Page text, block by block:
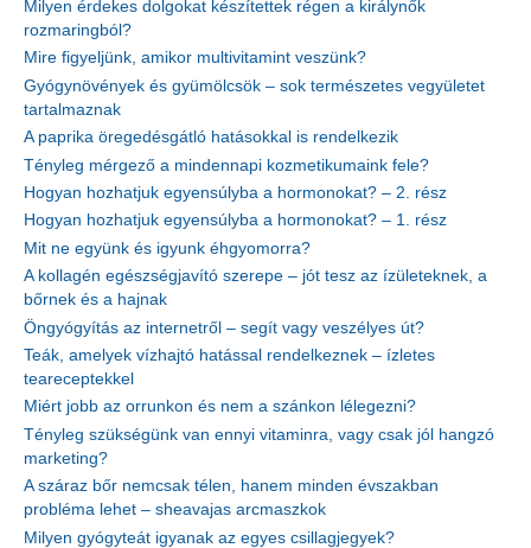
Milyen érdekes dolgokat készítettek régen a királynők
rozmaringból?
Mire figyeljünk, amikor multivitamint veszünk?
Gyógynövények és gyümölcsök – sok természetes vegyületet
tartalmaznak
A paprika öregedésgátló hatásokkal is rendelkezik
Tényleg mérgező a mindennapi kozmetikumaink fele?
Hogyan hozhatjuk egyensúlyba a hormonokat? – 2. rész
Hogyan hozhatjuk egyensúlyba a hormonokat? – 1. rész
Mit ne együnk és igyunk éhgyomorra?
A kollagén egészségjavító szerepe – jót tesz az ízületeknek, a
bőrnek és a hajnak
Öngyógyítás az internetről – segít vagy veszélyes út?
Teák, amelyek vízhajtó hatással rendelkeznek – ízletes
teareceptekkel
Miért jobb az orrunkon és nem a szánkon lélegezni?
Tényleg szükségünk van ennyi vitaminra, vagy csak jól hangzó
marketing?
A száraz bőr nemcsak télen, hanem minden évszakban
probléma lehet – sheavajas arcmaszkok
Milyen gyógyteát igyanak az egyes csillagjegyek?